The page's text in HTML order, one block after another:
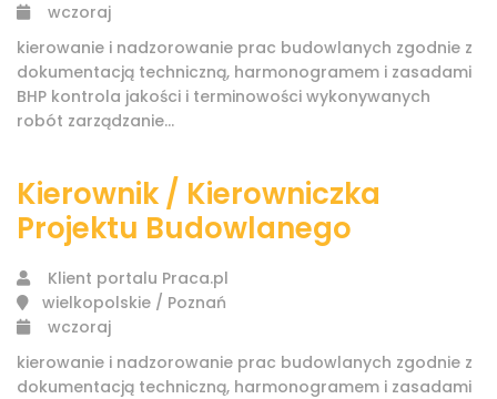
wczoraj
kierowanie i nadzorowanie prac budowlanych zgodnie z
dokumentacją techniczną, harmonogramem i zasadami
BHP kontrola jakości i terminowości wykonywanych
robót zarządzanie...
Kierownik / Kierowniczka
Projektu Budowlanego
Klient portalu Praca.pl
wielkopolskie / Poznań
wczoraj
kierowanie i nadzorowanie prac budowlanych zgodnie z
dokumentacją techniczną, harmonogramem i zasadami